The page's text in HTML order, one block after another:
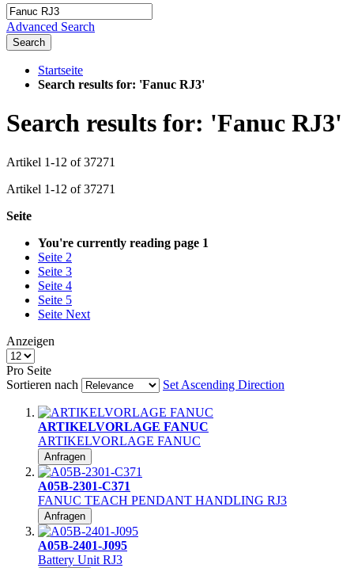
Advanced Search
Search
Startseite
Search results for: 'Fanuc RJ3'
Search results for: 'Fanuc RJ3'
Artikel 1-12 of37271
Artikel 1-12 of37271
Seite
You're currently reading page 1
Seite 2
Seite 3
Seite 4
Seite 5
Seite Next
Anzeigen
Pro Seite
Sortieren nach
Set Ascending Direction
ARTIKELVORLAGE FANUC
ARTIKELVORLAGE FANUC
Anfragen
A05B-2301-C371
FANUC TEACH PENDANT HANDLING RJ3
Anfragen
A05B-2401-J095
Battery Unit RJ3